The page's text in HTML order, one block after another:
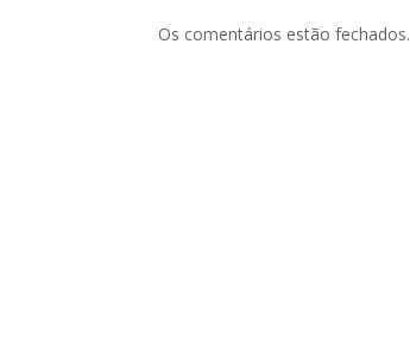
Os comentários estão fechados.